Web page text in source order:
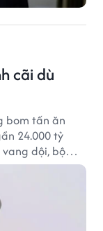
cãi dù
bom tấn ăn
24.000 tỷ
dội, bộ
phải không ít